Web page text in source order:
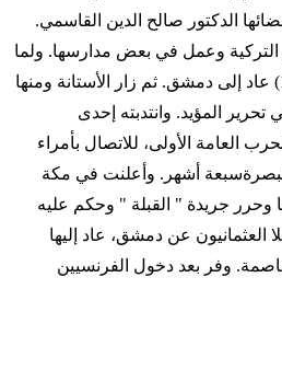
الدكتور صالح الدين القاسمي.
وعمل في بعض مدارسها. ولما
أعلن الدستور العثماني (1908) عاد إلى دمشق. ثم زار الأستانة ومنها
فعمل في تحرير المؤيد. وانتدبته إحدى
العامة الأولى، للاتصال بأمراء
البصرةسبعة أشهر. وأعلنت في مكة
(1916) فقصدها وحرر جريدة " القبلة " وحكم عليه
جلا العثمانيون عن دمشق، عاد إليها